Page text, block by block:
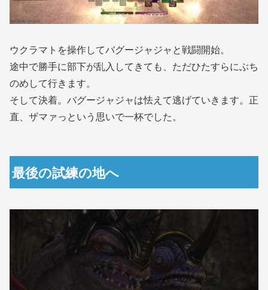
ウクラマトを操作してバグージャジャと戦闘開始。
途中で勝手に部下が乱入してきても、ただひたすらにぶち
のめして行きます。
そして決着。バグージャジャは怯えて逃げていきます。正
直、ザマァっという思いで一杯でした。
最後の試練の地へ